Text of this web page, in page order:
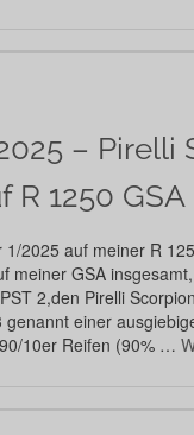
– Pirelli
R 1250 GSA
1/2025 auf meiner R
meiner GSA
2,den Pirelli
genannt einer
10er Reifen (90% …